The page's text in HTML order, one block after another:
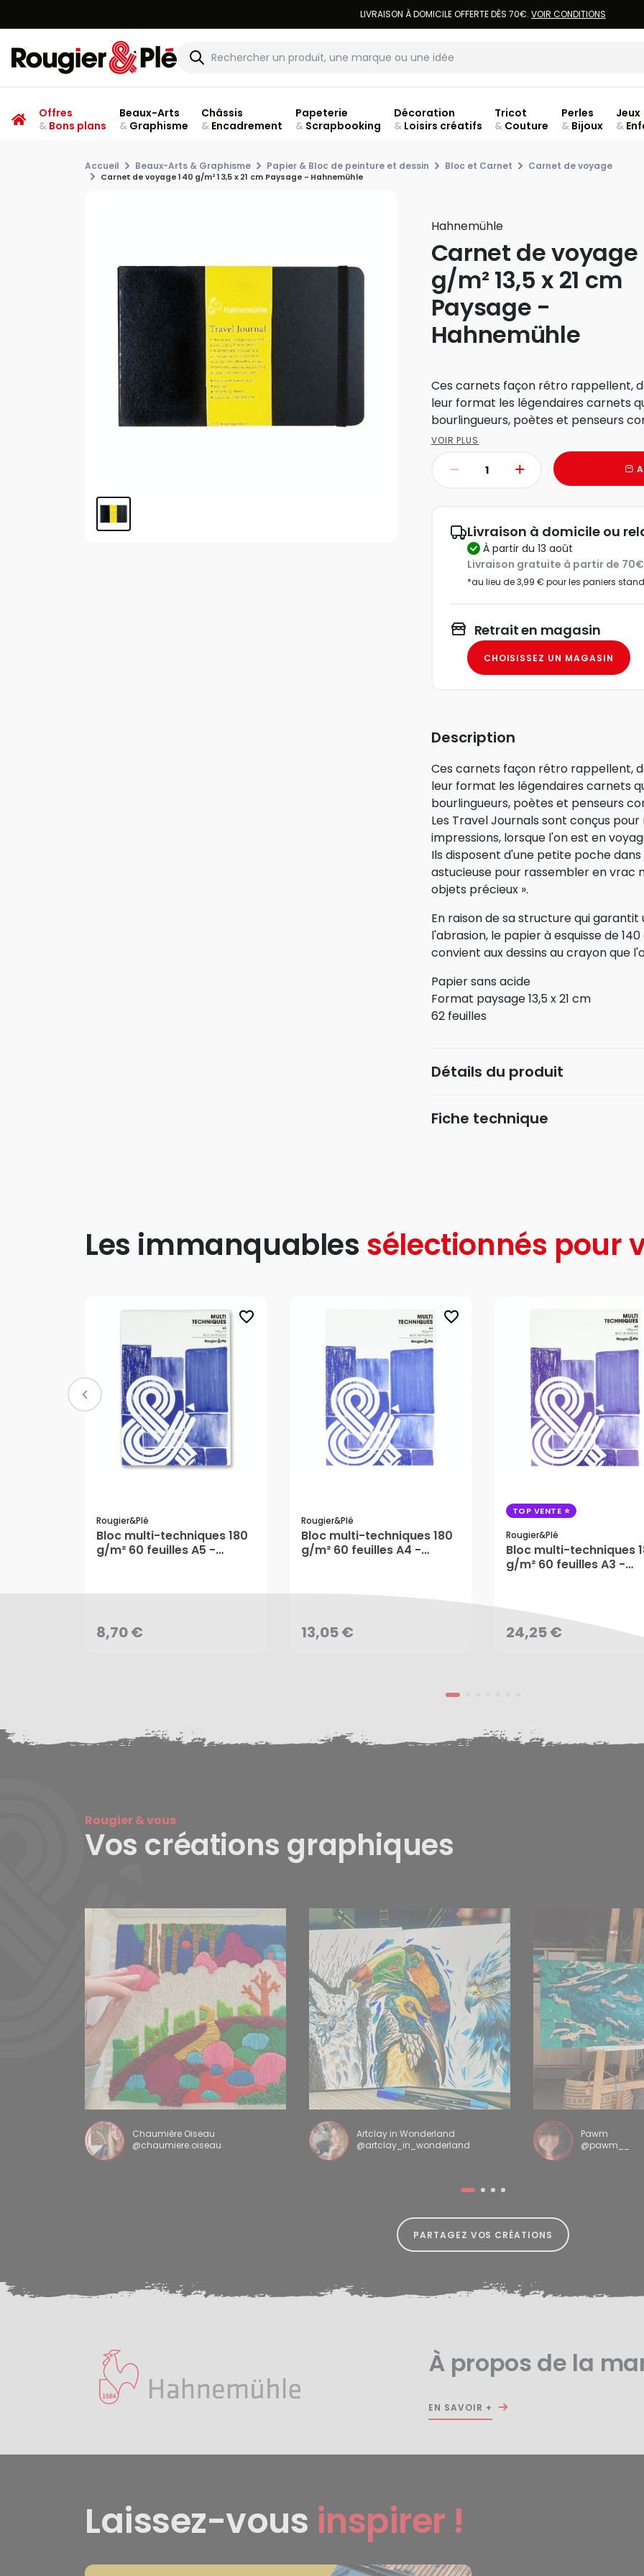
LIVRAISON À DOMICILE OFFERTE DÈS 70€. VOIR CONDITIONS
Offres
&Bons plans
Beaux-Arts
&Graphisme
Châssis
&Encadrement
Papeterie
&Scrapbooking
Décoration
&Loisirs créatifs
Tricot
& Couture
Perles
& Bijoux
Jeux
&
Accueil Beaux-Arts & Graphisme Papier & Bloc de peinture et dessin Bloc et Carnet Carnet de voyage
Carnet de voyage 140 g/m² 13,5 x 21 cm Paysage - Hahnemühle
Hahnemühle
Carnet de voyage
g/m² 13,5 x 21 cm
Paysage -
Hahnemühle
Ces carnets façon rétro rappellent,
leur format les légendaires carnets
bourlingueurs, poètes et penseurs
VOIR PLUS
Livraison à domicile ou
à partir du 13 août
Livraison gratuite à partir de
*au lieu de 3,99 € pour les paniers
Retrait en magasin
CHOISISSEZ UN MAGASIN
Description
Ces carnets façon rétro rappellent,
leur format les légendaires carnets
bourlingueurs, poètes et penseurs
Les Travel Journals sont conçus
impressions, lorsque l'on est en
Ils disposent d'une petite poche
astucieuse pour rassembler en vrac
objets précieux ».
En raison de sa structure qui
l'abrasion, le papier à esquisse de
convient aux dessins au crayon que
Papier sans acide
Format paysage 13,5 x 21 cm
62 feuilles
Détails du produit
Fiche technique
Les immanquables sélectionnés pour
favorite_border
Rougier&plé
Bloc multi-techniques 180
g/m² 60 feuilles A5 -
8,70 €
8,70 €
AJOUTER AU PANIER
favorite_border
Rougier&plé
Bloc multi-techniques 180
g/m² 60 feuilles A4 -
13,05 €
13,05 €
AJOUTER AU PANIER
TOP VENTE
Rougier&plé
Bloc multi-techniques
g/m² 60 feuilles A3 -
24,25 €AJOUTER AU PANIER
Rougier & vous
Vos créations graphiques
Chaumière Oiseau
@chaumiere.oiseau
Artclay in Wonderland
@artclay_in_wonderland
Pawm
@pawm__
PARTAGEZ VOS CRÉATIONS
À propos de la
EN SAVOIR +
Laissez-vous inspirer !